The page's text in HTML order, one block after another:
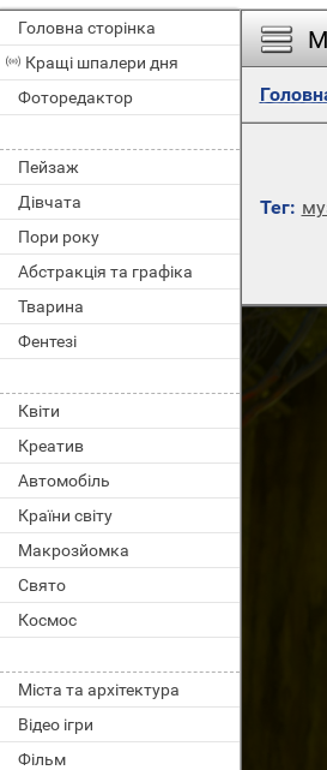
Головна сторінка
Кращі шпалери дня
Фоторедактор
Пейзаж
Дівчата
Пори року
Абстракція та графіка
Тварина
Фентезі
Квіти
Креатив
Автомобіль
Країни світу
Макрозйомка
Свято
Космос
Міста та архітектура
Відео ігри
Фільм
Тег: